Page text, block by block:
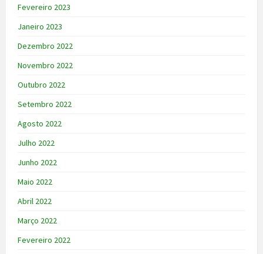
Fevereiro 2023
Janeiro 2023
Dezembro 2022
Novembro 2022
Outubro 2022
Setembro 2022
Agosto 2022
Julho 2022
Junho 2022
Maio 2022
Abril 2022
Março 2022
Fevereiro 2022